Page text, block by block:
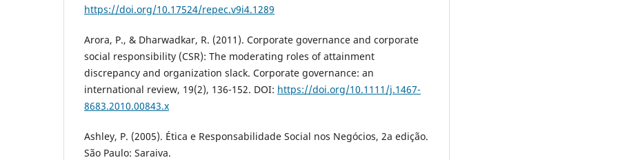
https://doi.org/10.17524/repec.v9i4.1289
Arora, P., & Dharwadkar, R. (2011). Corporate governance and corporate
social responsibility (CSR): The moderating roles of attainment
discrepancy and organization slack. Corporate governance: an
international review, 19(2), 136-152. DOI: https://doi.org/10.1111/j.1467-
8683.2010.00843.x
Ashley, P. (2005). Ética e Responsabilidade Social nos Negócios, 2a edição.
São Paulo: Saraiva.